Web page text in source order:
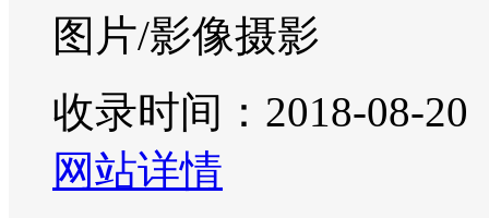
图片/影像摄影
收录时间：2018-08-20
网站详情